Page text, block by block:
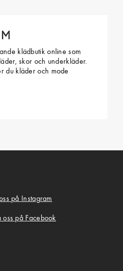
klädbutik online som
skor och underkläder.
du kläder och mode
på Instagram
oss på Facebook